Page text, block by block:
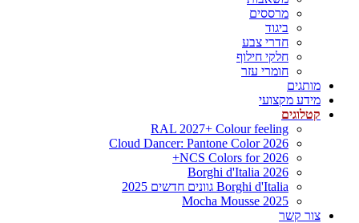
מרססים
ביגוד
חדרי צבע
חלקי חילוף
חומרי עזר
מותגים
מידע מקצועי
קטלוגים
RAL 2027+ Colour feeling
Cloud Dancer: Pantone Color 2026
NCS Colors for 2026+
Borghi d'Italia 2026
Borghi d'Italia גוונים חדשים 2025
Mocha Mousse 2025
צור קשר